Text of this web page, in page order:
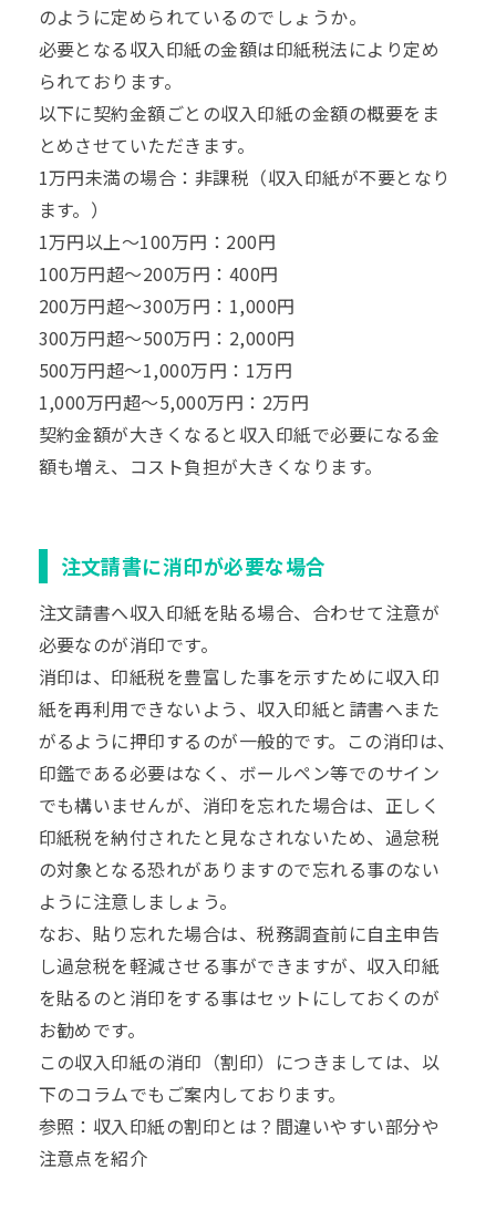
のように定められているのでしょうか。
必要となる収入印紙の金額は印紙税法により定め
られております。
以下に契約金額ごとの収入印紙の金額の概要をま
とめさせていただきます。
1万円未満の場合：非課税（収入印紙が不要となり
ます。）
1万円以上～100万円：200円
100万円超～200万円：400円
200万円超～300万円：1,000円
300万円超～500万円：2,000円
500万円超～1,000万円：1万円
1,000万円超～5,000万円：2万円
契約金額が大きくなると収入印紙で必要になる金
額も増え、コスト負担が大きくなります。
注文請書に消印が必要な場合
注文請書へ収入印紙を貼る場合、合わせて注意が
必要なのが消印です。
消印は、印紙税を豊富した事を示すために収入印
紙を再利用できないよう、収入印紙と請書へまた
がるように押印するのが一般的です。この消印は、
印鑑である必要はなく、ボールペン等でのサイン
でも構いませんが、消印を忘れた場合は、正しく
印紙税を納付されたと見なされないため、過怠税
の対象となる恐れがありますので忘れる事のない
ように注意しましょう。
なお、貼り忘れた場合は、税務調査前に自主申告
し過怠税を軽減させる事ができますが、収入印紙
を貼るのと消印をする事はセットにしておくのが
お勧めです。
この収入印紙の消印（割印）につきましては、以
下のコラムでもご案内しております。
参照： 収入印紙の割印とは？間違いやすい部分や
注意点を紹介